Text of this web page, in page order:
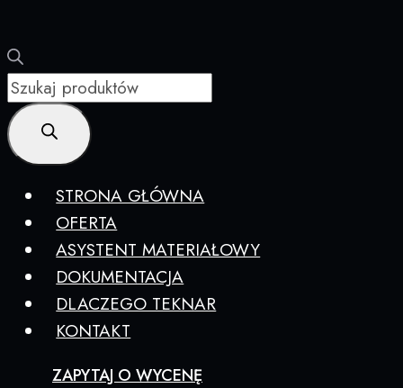
Wyszukiwarka
produktów
STRONA GŁÓWNA
OFERTA
ASYSTENT MATERIAŁOWY
DOKUMENTACJA
DLACZEGO TEKNAR
KONTAKT
ZAPYTAJ O WYCENĘ